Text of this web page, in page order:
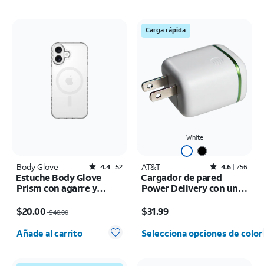
Body Glove Rated4.4out of 5 stars with52reviews
4.4 52
Estuche Body Glove
Prism con agarre y
$20.00$40.00
Cantidad seleccionada: 0
Añade al carrito
Carga rápida
White
AT&T Rated4.6out of 5 stars with756reviews
4.6 756
Cargador de pared
Power Delivery con un
$31.99
Selecciona opciones de color